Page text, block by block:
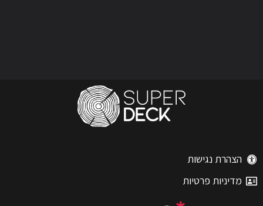
הצהרת נגישות
מדיניות פרטיות